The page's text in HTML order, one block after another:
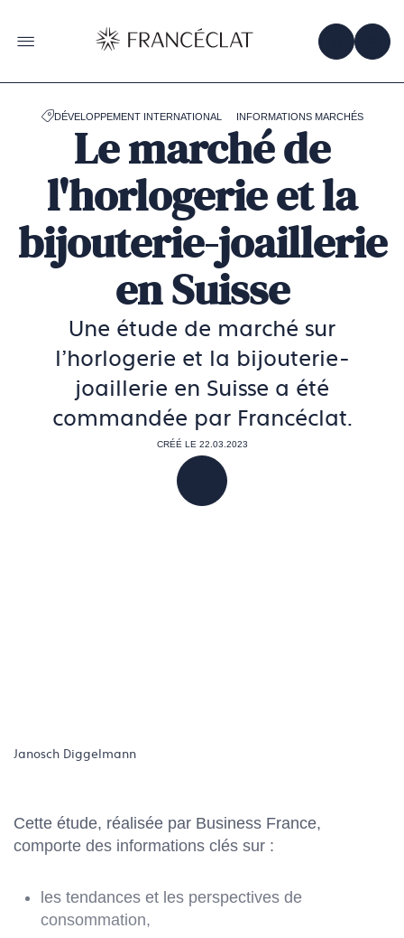
la
page
de
OBTENIR
DÉVELOPPEMENT INTERNATIONAL INFORMATIONS MARCHÉS
Le marché de
l'horlogerie et la
bijouterie-joaillerie
en Suisse
Une étude de marché sur
l'horlogerie et la bijouterie-
joaillerie en Suisse a été
commandée par Francéclat.
CRÉÉ LE 22.03.2023
PARTAGER
Janosch Diggelmann
Cette étude, réalisée par Business France,
comporte des informations clés sur :
les tendances et les perspectives de
consommation,